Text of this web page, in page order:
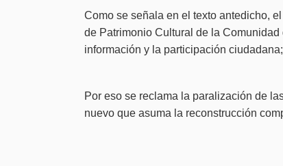
Como se señala en el texto antedicho,
de Patrimonio Cultural de la
información y la participación
Por eso se reclama la paralización de
nuevo que asuma la reconstrucción